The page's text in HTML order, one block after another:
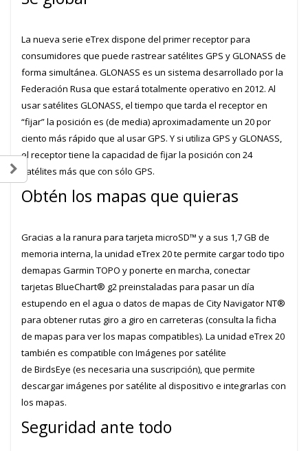
La nueva serie eTrex dispone del primer receptor para
consumidores que puede rastrear satélites GPS y GLONASS de
forma simultánea. GLONASS es un sistema desarrollado por la
Federación Rusa que estará totalmente operativo en 2012. Al
usar satélites GLONASS, el tiempo que tarda el receptor en
“fijar” la posición es (de media) aproximadamente un 20 por
ciento más rápido que al usar GPS. Y si utiliza GPS y GLONASS,
el receptor tiene la capacidad de fijar la posición con 24
satélites más que con sólo GPS.
Obtén los mapas que quieras
Gracias a la ranura para tarjeta microSD™ y a sus 1,7 GB de
memoria interna, la unidad eTrex 20 te permite cargar todo tipo
demapas Garmin TOPO y ponerte en marcha, conectar
tarjetas BlueChart® g2 preinstaladas para pasar un día
estupendo en el agua o datos de mapas de City Navigator NT®
para obtener rutas giro a giro en carreteras (consulta la ficha
de mapas para ver los mapas compatibles). La unidad eTrex 20
también es compatible con Imágenes por satélite
de BirdsEye (es necesaria una suscripción), que permite
descargar imágenes por satélite al dispositivo e integrarlas con
los mapas.
Seguridad ante todo